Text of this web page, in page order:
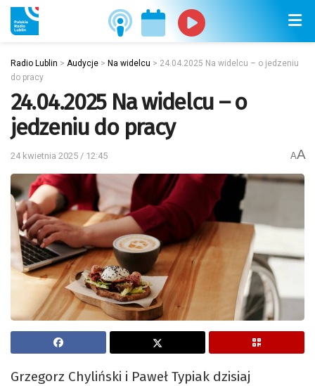
Radio Lublin > Audycje > Na widelcu > 24.04.2025 Na widelcu – o jedzeniu
do pracy
24.04.2025 Na widelcu – o
jedzeniu do pracy
24 kwietnia 2025 / 12:45 AA
Grzegorz Chyliński i Paweł Typiak dzisiaj